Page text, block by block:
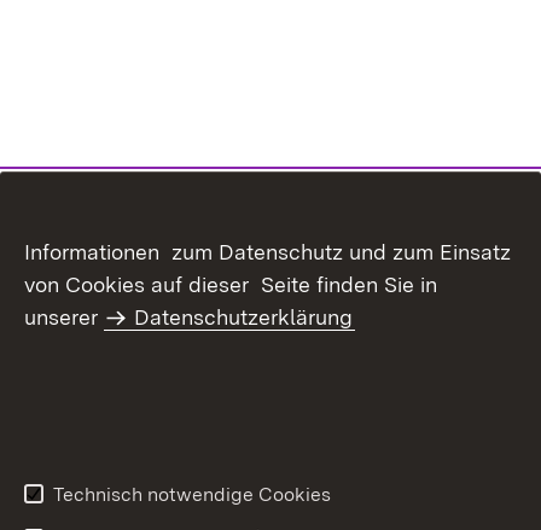
Informationen zum Datenschutz und zum Einsatz
von Cookies auf dieser Seite finden Sie in
unserer
Datenschutzerklärung
Technisch notwendige Cookies